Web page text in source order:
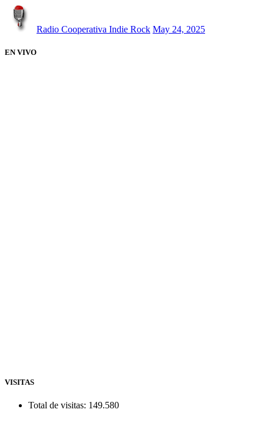
Radio Cooperativa Indie Rock May 24, 2025
EN VIVO
VISITAS
Total de visitas: 149.580